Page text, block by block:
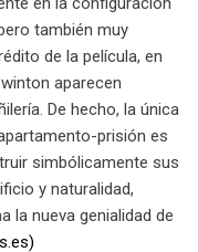
también muy
de la película, en
aparecen
De hecho, la única
prisión es
simbólicamente sus
y naturalidad,
la nueva genialidad de